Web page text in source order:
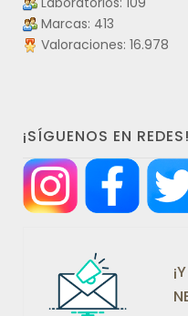
Marcas: 413
Valoraciones: 16.978
¡SÍGUENOS EN REDES!